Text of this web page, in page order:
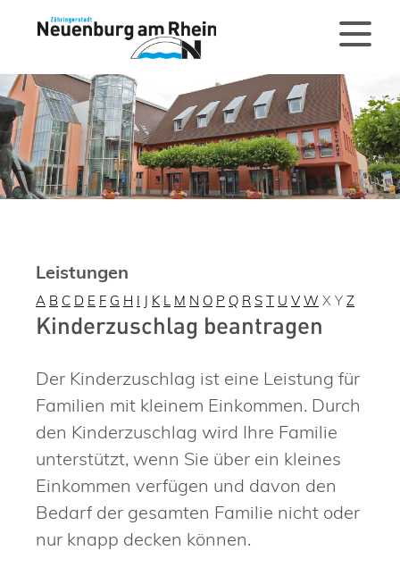
Leistungen
A B C D E F G H I J K L M N O P Q R S T U V W X Y Z
Kinderzuschlag beantragen
Der Kinderzuschlag ist eine Leistung für
Familien mit kleinem Einkommen. Durch
den Kinderzuschlag wird Ihre Familie
unterstützt, wenn Sie über ein kleines
Einkommen verfügen und davon den
Bedarf der gesamten Familie nicht oder
nur knapp decken können.